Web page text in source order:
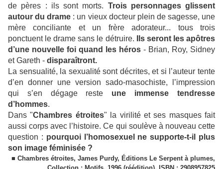
de pères : ils sont morts. Trois personnages glissent
autour du drame : un vieux docteur plein de sagesse, une
mère conciliante et un frère adorateur... tous trois
ponctuent le drame sans le détruire.
Ils seront les apôtres
d’une nouvelle foi quand les héros - Brian, Roy, Sidney
et Gareth - disparaîtront.
La sensualité, la sexualité sont décrites, et si l’auteur tente
d’en donner une version sado-masochiste, l’impression
qui s’en dégage reste une immense tendresse
d’hommes.
Dans "Chambres étroites" la virilité et ses masques fait
aussi corps avec l’histoire. Ce qui soulève à nouveau cette
question : pourquoi l’homosexuel ne supporte-t-il plus
son image féminisée ?
■ Chambres étroites, James Purdy, Éditions Le Serpent à plumes,